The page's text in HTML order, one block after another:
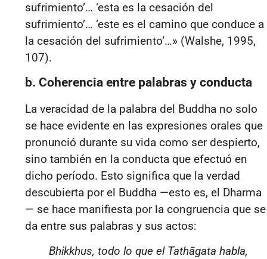
sufrimiento’… ‘esta es la cesación del
sufrimiento’… ‘este es el camino que conduce a
la cesación del sufrimiento’…» (Walshe, 1995,
107).
b. Coherencia entre palabras y conducta
La veracidad de la palabra del Buddha no solo
se hace evidente en las expresiones orales que
pronunció durante su vida como ser despierto,
sino también en la conducta que efectuó en
dicho período. Esto significa que la verdad
descubierta por el Buddha —esto es, el Dharma
— se hace manifiesta por la congruencia que se
da entre sus palabras y sus actos:
Bhikkhus, todo lo que el Tathāgata habla,